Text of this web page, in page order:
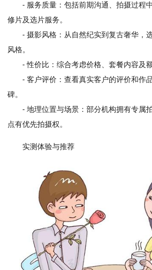
- 服务质量：包括前期沟通、拍摄过程
修片及选片服务。
- 摄影风格：从自然纪实到复古奢华，
风格。
- 性价比：综合考虑价格、套餐内容及额
- 客户评价：查看真实客户的评价和作
碑。
- 地理位置与场景：部分机构拥有专属
点有优先拍摄权。
实测体验与推荐